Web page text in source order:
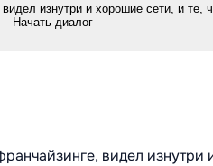
изнутри и хорошие сети, и те,
Начать диалог
видел